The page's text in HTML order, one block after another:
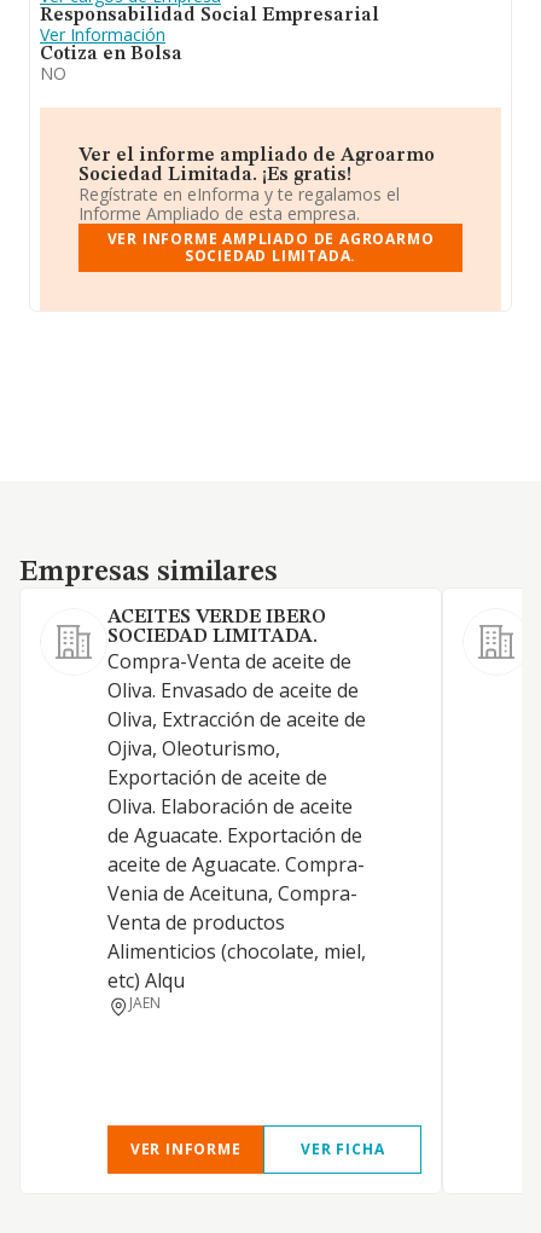
Responsabilidad Social Empresarial
Ver Información
Cotiza en Bolsa
NO
Ver el informe ampliado de Agroarmo
Sociedad Limitada. ¡Es gratis!
Regístrate en eInforma y te regalamos el
Informe Ampliado de esta empresa.
VER INFORME AMPLIADO DE AGROARMO
SOCIEDAD LIMITADA.
Empresas similares
Empresas similares
ACEITES VERDE IBERO
SOCIEDAD LIMITADA.
Compra-Venta de aceite de
Oliva. Envasado de aceite de
Oliva, Extracción de aceite de
Ojiva, Oleoturismo,
Exportación de aceite de
Oliva. Elaboración de aceite
de Aguacate. Exportación de
aceite de Aguacate. Compra-
Venia de Aceituna, Compra-
Venta de productos
Alimenticios (chocolate, miel,
etc) Alqu
JAEN
VER INFORME VER FICHA